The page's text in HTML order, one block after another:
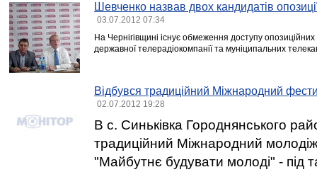
Шевченко назвав двох кандидатів
03.07.2012 07:34
На Чернігівщині існує обмеження доступу опозиційних
державної телерадіокомпанії та муніципальних
Відбувся традиційний Міжнародний
02.07.2012 19:28
В с. Синьківка Городнянського
традиційний Міжнародний
"Майбутнє будувати молоді" - під